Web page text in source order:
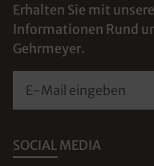
Erhalten Sie mit
Informationen Rund
Gehrmeyer.
E-Mail eingeben
SOCIAL MEDIA